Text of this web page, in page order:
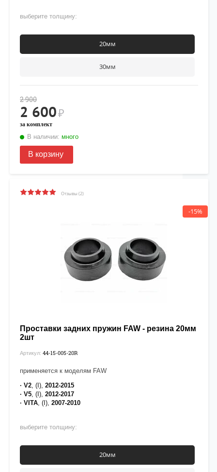
выберите толщину:
20мм
30мм
2 900
2 600₽
за комплект
В наличии: много
В корзину
Отзывы (2)
-15%
Проставки задних пружин FAW - резина 20мм
2шт
Артикул: 44-15-005-20R
применяется к моделям FAW
· V2 , (I), 2012-2015
· V5 , (I), 2012-2017
· VITA , (I), 2007-2010
выберите толщину:
20мм